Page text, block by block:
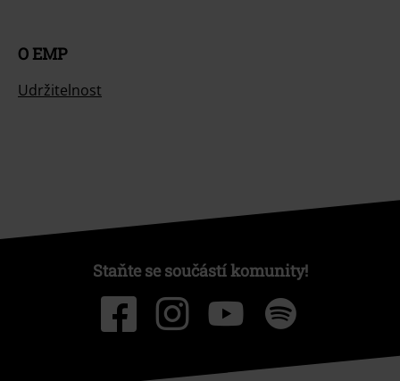
O EMP
Udržitelnost
Staňte se součástí komunity!